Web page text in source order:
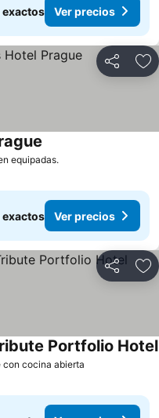
exactos Ver precios
Compartir
equipadas.
exactos Ver precios
Compartir
con cocina abierta
Portfolio Hotel